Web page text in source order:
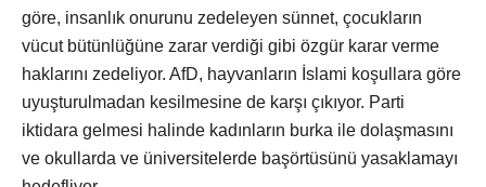
göre, insanlık onurunu zedeleyen sünnet, çocukların
vücut bütünlüğüne zarar verdiği gibi özgür karar verme
haklarını zedeliyor. AfD, hayvanların İslami koşullara göre
uyuşturulmadan kesilmesine de karşı çıkıyor. Parti
iktidara gelmesi halinde kadınların burka ile dolaşmasını
ve okullarda ve üniversitelerde başörtüsünü yasaklamayı